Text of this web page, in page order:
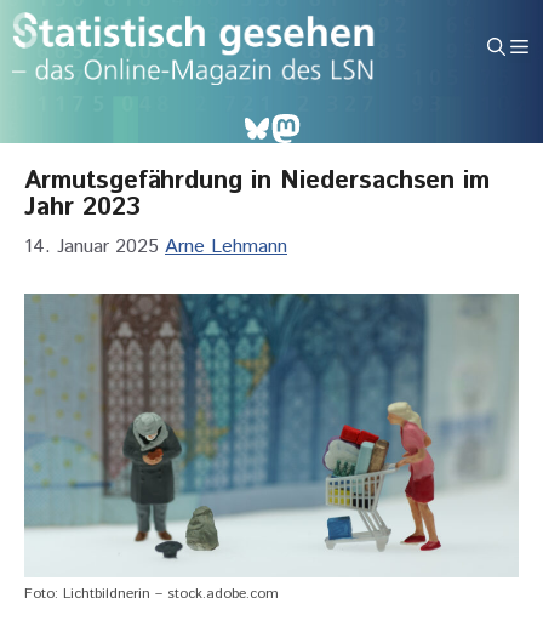
Zum
Inhalt
springen
Bluesky
Mastodon
Armutsgefährdung in Niedersachsen im
Jahr 2023
14. Januar 2025 Arne Lehmann
Foto: Lichtbildnerin – stock.adobe.com